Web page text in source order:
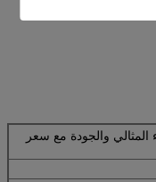
المثالي والجودة مع سعر